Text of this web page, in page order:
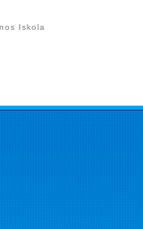
Iskola